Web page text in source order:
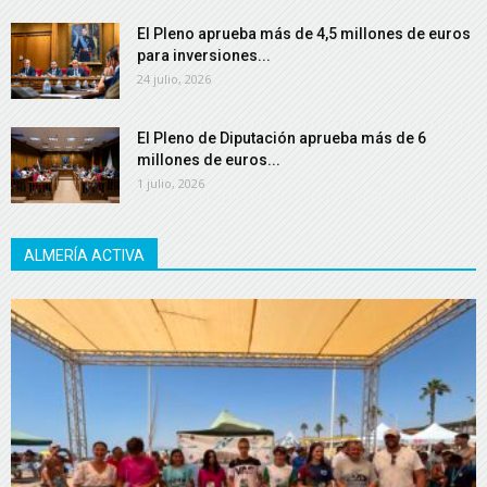
El Pleno aprueba más de 4,5 millones de euros
para inversiones...
24 julio, 2026
El Pleno de Diputación aprueba más de 6
millones de euros...
1 julio, 2026
ALMERÍA ACTIVA